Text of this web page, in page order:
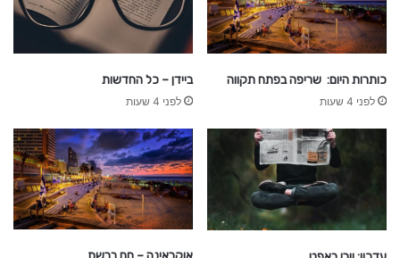
ש
ו
ת
כותרות היום: שריפה בפתח תקווה
לפני 4 שעות
ביידן – כל החדשות
לפני 4 שעות